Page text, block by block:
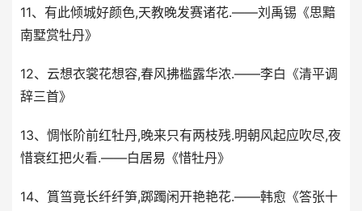
11、有此倾城好颜色,天教晚发赛诸花.——刘禹锡《思黯
南墅赏牡丹》
12、云想衣裳花想容,春风拂槛露华浓.——李白《清平调
辞三首》
13、惆怅阶前红牡丹,晚来只有两枝残.明朝风起应吹尽,夜
惜衰红把火看.——白居易《惜牡丹》
14、篔筜竟长纤纤笋,踯躅闲开艳艳花.——韩愈《答张十